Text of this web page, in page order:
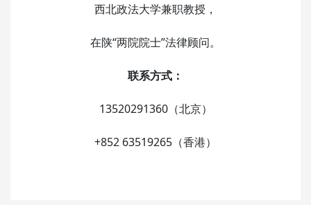
西北政法大学兼职教授，
在陕“两院院士”法律顾问。
联系方式：
13520291360（北京）
+852 63519265（香港）